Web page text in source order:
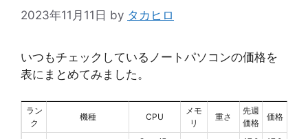
2023年11月11日 by タカヒロ
いつもチェックしているノートパソコンの価格を
表にまとめてみました。
ラン
ク
機種 CPU
メモ
リ
重さ
先週
価格
価格